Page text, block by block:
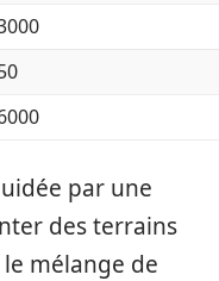
par une
des terrains
le mélange de